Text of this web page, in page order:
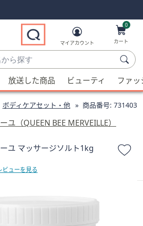
マイアカウント
0
カート
放送した商品 ビューティ ファ
ボディケアセット・他 商品番号: 731403
ユ（QUEEN BEE MERVEILLE）
ユ マッサージソルト1kg
ビューを見る